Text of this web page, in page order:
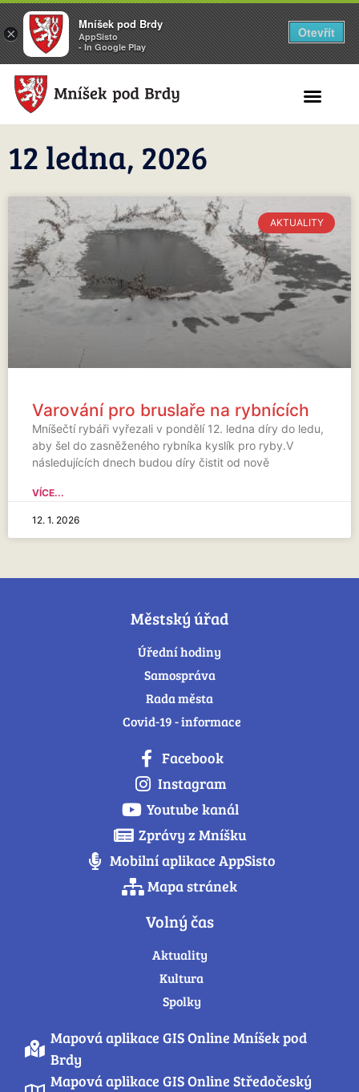
12 ledna, 2026
AKTUALITY
Varování pro bruslaře na rybnících
Mníšečtí rybáři vyřezali v pondělí 12. ledna díry do ledu,
aby šel do zasněženého rybníka kyslík pro ryby.V
následujících dnech budou díry čistit od nově
VÍCE...
12. 1. 2026
Městský úřad
Úřední hodiny
Samospráva
Rada města
Covid-19 - informace
Facebook
Instagram
Youtube kanál
Zprávy z Mníšku
Mobilní aplikace AppSisto
Mapa stránek
Volný čas
Aktuality
Kultura
Spolky
Mapová aplikace GIS Online Mníšek pod
Brdy
Mapová aplikace GIS Online Středočeský
×
Mníšek pod Brdy
AppSisto
- In Google Play
Otevřít